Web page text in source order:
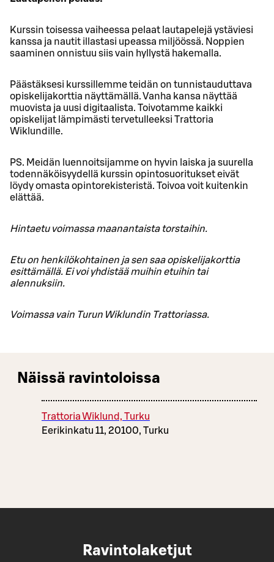
Kurssin toisessa vaiheessa pelaat lautapelejä ystäviesi
kanssa ja nautit illastasi upeassa miljöössä. Noppien
saaminen onnistuu siis vain hyllystä hakemalla.
Päästäksesi kurssillemme teidän on tunnistauduttava
opiskelijakorttia näyttämällä. Vanha kansa näyttää
muovista ja uusi digitaalista. Toivotamme kaikki
opiskelijat lämpimästi tervetulleeksi Trattoria
Wiklundille.
PS. Meidän luennoitsijamme on hyvin laiska ja suurella
todennäköisyydellä kurssin opintosuoritukset eivät
löydy omasta opintorekisteristä. Toivoa voit kuitenkin
elättää.
Hintaetu voimassa maanantaista torstaihin.
Etu on henkilökohtainen ja sen saa opiskelijakorttia
esittämällä. Ei voi yhdistää muihin etuihin tai
alennuksiin.
Voimassa vain Turun Wiklundin Trattoriassa.
Näissä ravintoloissa
Trattoria Wiklund, Turku
Eerikinkatu 11, 20100, Turku
Ravintolaketjut